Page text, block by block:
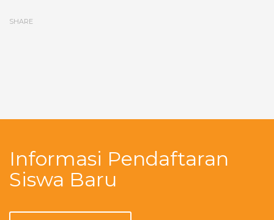
SHARE
Informasi Pendaftaran
Siswa Baru